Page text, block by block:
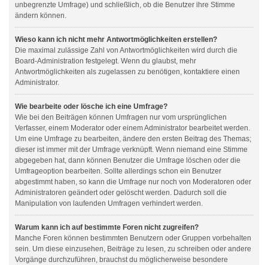
unbegrenzte Umfrage) und schließlich, ob die Benutzer ihre Stimme
ändern können.
Wieso kann ich nicht mehr Antwortmöglichkeiten erstellen?
Die maximal zulässige Zahl von Antwortmöglichkeiten wird durch die
Board-Administration festgelegt. Wenn du glaubst, mehr
Antwortmöglichkeiten als zugelassen zu benötigen, kontaktiere einen
Administrator.
Wie bearbeite oder lösche ich eine Umfrage?
Wie bei den Beiträgen können Umfragen nur vom ursprünglichen
Verfasser, einem Moderator oder einem Administrator bearbeitet werden.
Um eine Umfrage zu bearbeiten, ändere den ersten Beitrag des Themas;
dieser ist immer mit der Umfrage verknüpft. Wenn niemand eine Stimme
abgegeben hat, dann können Benutzer die Umfrage löschen oder die
Umfrageoption bearbeiten. Sollte allerdings schon ein Benutzer
abgestimmt haben, so kann die Umfrage nur noch von Moderatoren oder
Administratoren geändert oder gelöscht werden. Dadurch soll die
Manipulation von laufenden Umfragen verhindert werden.
Warum kann ich auf bestimmte Foren nicht zugreifen?
Manche Foren können bestimmten Benutzern oder Gruppen vorbehalten
sein. Um diese einzusehen, Beiträge zu lesen, zu schreiben oder andere
Vorgänge durchzuführen, brauchst du möglicherweise besondere